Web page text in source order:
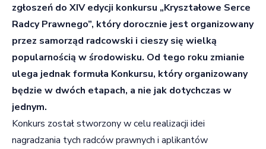
zgłoszeń do XIV edycji konkursu „Kryształowe Serce
Radcy Prawnego”, który dorocznie jest organizowany
przez samorząd radcowski i cieszy się wielką
popularnością w środowisku. Od tego roku zmianie
ulega jednak formuła Konkursu, który organizowany
będzie w dwóch etapach, a nie jak dotychczas w
jednym.
Konkurs został stworzony w celu realizacji idei
nagradzania tych radców prawnych i aplikantów